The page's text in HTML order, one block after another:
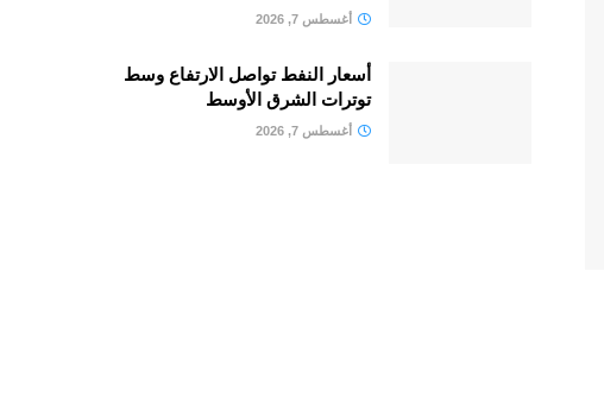
أغسطس 7, 2026
أسعار النفط تواصل الارتفاع وسط
توترات الشرق الأوسط
أغسطس 7, 2026